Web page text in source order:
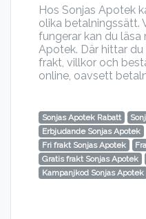
Hos Sonjas Apotek
olika betalningssätt.
fungerar kan du läsa
Apotek. Där hittar
frakt, villkor och
online, oavsett
Sonjas Apotek Rabatt
Erbjudande Sonjas Apotek
Fri frakt Sonjas Apotek
Gratis frakt Sonjas Apotek
Kampanjkod Sonjas Apotek